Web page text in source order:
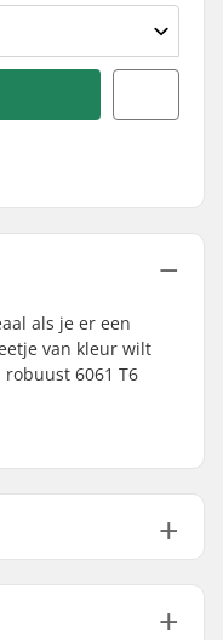
als je er een
van kleur wilt
6061 T6